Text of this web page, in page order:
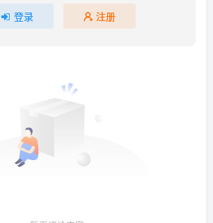
登录 注册